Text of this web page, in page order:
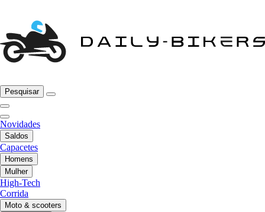
Pesquisar
Novidades
Saldos
Capacetes
Homens
Mulher
High-Tech
Corrida
Moto & scooters